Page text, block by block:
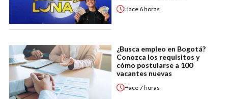
Hace 6 horas
¿Busca empleo en Bogotá?
Conozca los requisitos y
cómo postularse a 100
vacantes nuevas
Hace7 horas